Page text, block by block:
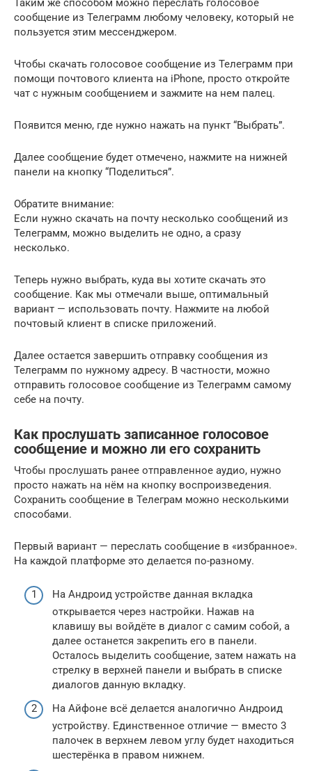
Таким же способом можно переслать голосовое
сообщение из Телеграмм любому человеку, который не
пользуется этим мессенджером.
Чтобы скачать голосовое сообщение из Телеграмм при
помощи почтового клиента на iPhone, просто откройте
чат с нужным сообщением и зажмите на нем палец.
Появится меню, где нужно нажать на пункт “Выбрать”.
Далее сообщение будет отмечено, нажмите на нижней
панели на кнопку “Поделиться”.
Обратите внимание:
Если нужно скачать на почту несколько сообщений из
Телеграмм, можно выделить не одно, а сразу
несколько.
Теперь нужно выбрать, куда вы хотите скачать это
сообщение. Как мы отмечали выше, оптимальный
вариант — использовать почту. Нажмите на любой
почтовый клиент в списке приложений.
Далее остается завершить отправку сообщения из
Телеграмм по нужному адресу. В частности, можно
отправить голосовое сообщение из Телеграмм самому
себе на почту.
Как прослушать записанное голосовое
сообщение и можно ли его сохранить
Чтобы прослушать ранее отправленное аудио, нужно
просто нажать на нём на кнопку воспроизведения.
Сохранить сообщение в Телеграм можно несколькими
способами.
Первый вариант — переслать сообщение в «избранное».
На каждой платформе это делается по-разному.
На Анд⁣⁣роид устройстве данная вк⁣⁣ладка
открывается через настройки. Нажав на
⁣клавишу вы ⁣в⁣ой⁣дёте в⁣⁣⁣ диалог⁣ с⁣ ⁣сам⁣и⁣м со⁣⁣бой, а
далее останется закрепить его в панел⁣и.
Осталось выделить сообщение, затем нажать на
стрелку в верхней панели и выбрать в списке
диалогов данную вкладку.
На Айфоне всё делается аналогично Андроид
устройству. Единственное отличие — вместо 3
палочек в верхнем левом углу будет находиться
шестерёнка в правом нижнем.